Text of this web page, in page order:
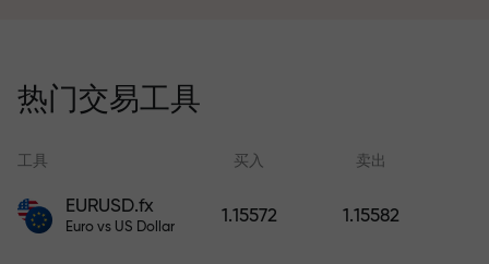
证6个月内利润增长3倍。放心交易—
您的资金受到保护！
热门交易工具
工具 买入 卖出
EURUSD.fx
Euro vs US Dollar
1.15572 1.15582